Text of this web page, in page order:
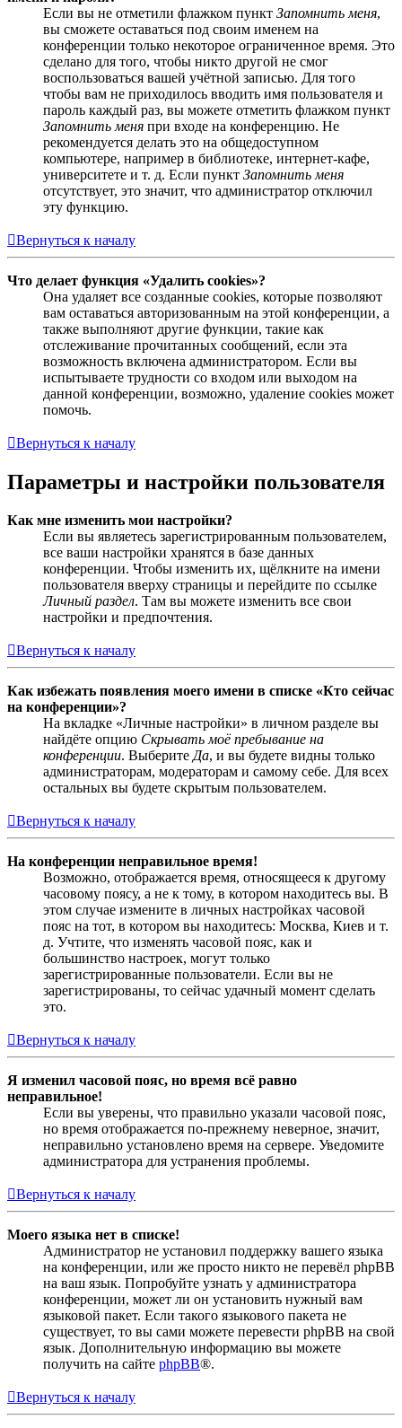
Если вы не отметили флажком пункт Запомнить меня,
вы сможете оставаться под своим именем на
конференции только некоторое ограниченное время. Это
сделано для того, чтобы никто другой не смог
воспользоваться вашей учётной записью. Для того
чтобы вам не приходилось вводить имя пользователя и
пароль каждый раз, вы можете отметить флажком пункт
Запомнить меня при входе на конференцию. Не
рекомендуется делать это на общедоступном
компьютере, например в библиотеке, интернет-кафе,
университете и т. д. Если пункт Запомнить меня
отсутствует, это значит, что администратор отключил
эту функцию.
Вернуться к началу
Что делает функция «Удалить cookies»?
Она удаляет все созданные cookies, которые позволяют
вам оставаться авторизованным на этой конференции, а
также выполняют другие функции, такие как
отслеживание прочитанных сообщений, если эта
возможность включена администратором. Если вы
испытываете трудности со входом или выходом на
данной конференции, возможно, удаление cookies может
помочь.
Вернуться к началу
Параметры и настройки пользователя
Как мне изменить мои настройки?
Если вы являетесь зарегистрированным пользователем,
все ваши настройки хранятся в базе данных
конференции. Чтобы изменить их, щёлкните на имени
пользователя вверху страницы и перейдите по ссылке
Личный раздел. Там вы можете изменить все свои
настройки и предпочтения.
Вернуться к началу
Как избежать появления моего имени в списке «Кто сейчас
на конференции»?
На вкладке «Личные настройки» в личном разделе вы
найдёте опцию Скрывать моё пребывание на
конференции. Выберите Да, и вы будете видны только
администраторам, модераторам и самому себе. Для всех
остальных вы будете скрытым пользователем.
Вернуться к началу
На конференции неправильное время!
Возможно, отображается время, относящееся к другому
часовому поясу, а не к тому, в котором находитесь вы. В
этом случае измените в личных настройках часовой
пояс на тот, в котором вы находитесь: Москва, Киев и т.
д. Учтите, что изменять часовой пояс, как и
большинство настроек, могут только
зарегистрированные пользователи. Если вы не
зарегистрированы, то сейчас удачный момент сделать
это.
Вернуться к началу
Я изменил часовой пояс, но время всё равно
неправильное!
Если вы уверены, что правильно указали часовой пояс,
но время отображается по-прежнему неверное, значит,
неправильно установлено время на сервере. Уведомите
администратора для устранения проблемы.
Вернуться к началу
Моего языка нет в списке!
Администратор не установил поддержку вашего языка
на конференции, или же просто никто не перевёл phpBB
на ваш язык. Попробуйте узнать у администратора
конференции, может ли он установить нужный вам
языковой пакет. Если такого языкового пакета не
существует, то вы сами можете перевести phpBB на свой
язык. Дополнительную информацию вы можете
получить на сайте phpBB®.
Вернуться к началу